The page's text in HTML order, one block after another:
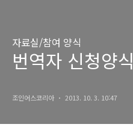
자료실/참여 양식
번역자 신청양식
조인어스코리아 2013. 10. 3. 10:47